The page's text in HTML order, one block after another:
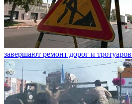
завершают ремонт дорог и